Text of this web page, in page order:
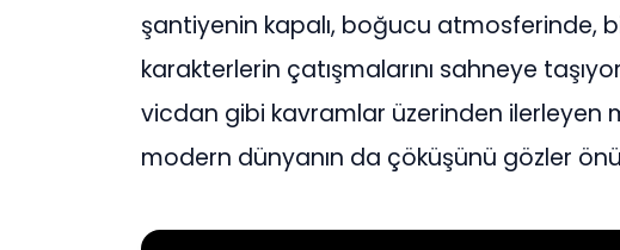
şantiyenin kapalı, boğucu atmosferinde,
karakterlerin çatışmalarını sahneye
vicdan gibi kavramlar üzerinden ilerleyen
modern dünyanın da çöküşünü gözler